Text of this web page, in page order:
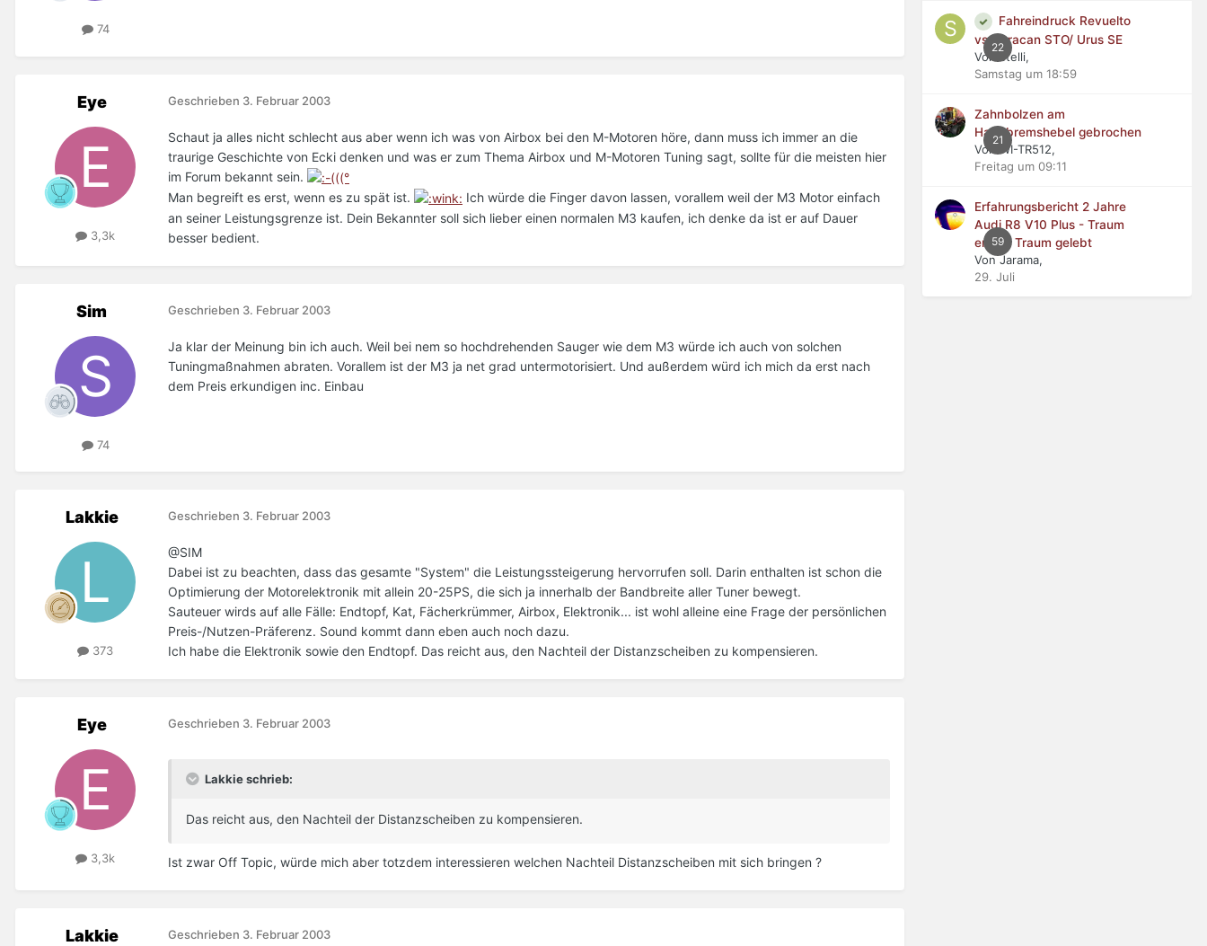
74
Eye
3,3k
Geschrieben 3. Februar 2003
Schaut ja alles nicht schlecht aus aber wenn ich was von Airbox bei den M-Motoren höre, dann muss ich immer an die
traurige Geschichte von Ecki denken und was er zum Thema Airbox und M-Motoren Tuning sagt, sollte für die meisten hier
im Forum bekannt sein.
Man begreift es erst, wenn es zu spät ist.
Ich würde die Finger davon lassen, vorallem weil der M3 Motor einfach
an seiner Leistungsgrenze ist. Dein Bekannter soll sich lieber einen normalen M3 kaufen, ich denke da ist er auf Dauer
besser bedient.
Sim
74
Geschrieben 3. Februar 2003
Ja klar der Meinung bin ich auch. Weil bei nem so hochdrehenden Sauger wie dem M3 würde ich auch von solchen
Tuningmaßnahmen abraten. Vorallem ist der M3 ja net grad untermotorisiert. Und außerdem würd ich mich da erst nach
dem Preis erkundigen inc. Einbau
Lakkie
373
Geschrieben 3. Februar 2003
@SIM
Dabei ist zu beachten, dass das gesamte "System" die Leistungssteigerung hervorrufen soll. Darin enthalten ist schon die
Optimierung der Motorelektronik mit allein 20-25PS, die sich ja innerhalb der Bandbreite aller Tuner bewegt.
Sauteuer wirds auf alle Fälle: Endtopf, Kat, Fächerkrümmer, Airbox, Elektronik... ist wohl alleine eine Frage der persönlichen
Preis-/Nutzen-Präferenz. Sound kommt dann eben auch noch dazu.
Ich habe die Elektronik sowie den Endtopf. Das reicht aus, den Nachteil der Distanzscheiben zu kompensieren.
Eye
3,3k
Geschrieben 3. Februar 2003
Lakkie schrieb:
Das reicht aus, den Nachteil der Distanzscheiben zu kompensieren.
Ist zwar Off Topic, würde mich aber totzdem interessieren welchen Nachteil Distanzscheiben mit sich bringen ?
Lakkie Geschrieben 3. Februar 2003
22
Fahreindruck Revuelto
vs Huracan STO/ Urus SE
Von stelli,
Samstag um 18:59
21
Zahnbolzen am
Handbremshebel gebrochen
Von WI-TR512,
Freitag um 09:11
59
Erfahrungsbericht 2 Jahre
Audi R8 V10 Plus - Traum
erfüllt, Traum gelebt
Von Jarama,
29. Juli